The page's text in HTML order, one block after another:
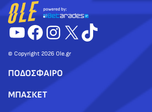
YouTube
Facebook
Instagram
X TikTok
© Copyright 2026 Ole.gr
ΠΟΔΟΣΦΑΙΡΟ
ΜΠΑΣΚΕΤ